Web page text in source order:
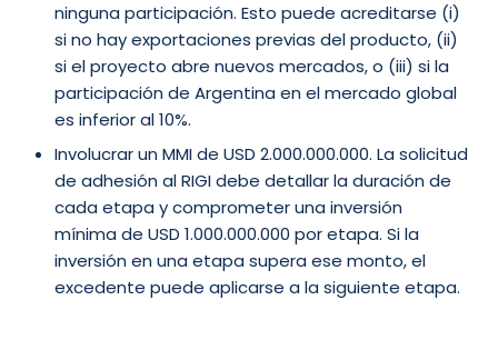
ninguna participación. Esto puede acreditarse (i)
si no hay exportaciones previas del producto, (ii)
si el proyecto abre nuevos mercados, o (iii) si la
participación de Argentina en el mercado global
es inferior al 10%.
Involucrar un MMI de USD 2.000.000.000. La solicitud
de adhesión al RIGI debe detallar la duración de
cada etapa y comprometer una inversión
mínima de USD 1.000.000.000 por etapa. Si la
inversión en una etapa supera ese monto, el
excedente puede aplicarse a la siguiente etapa.